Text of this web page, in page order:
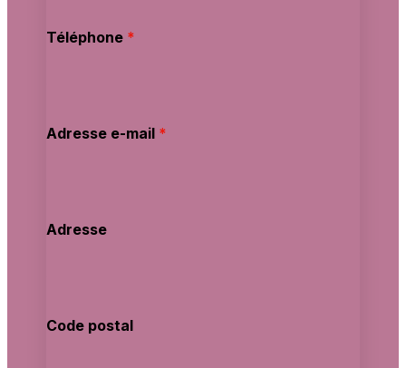
Téléphone *
Adresse e-mail *
Adresse
Code postal